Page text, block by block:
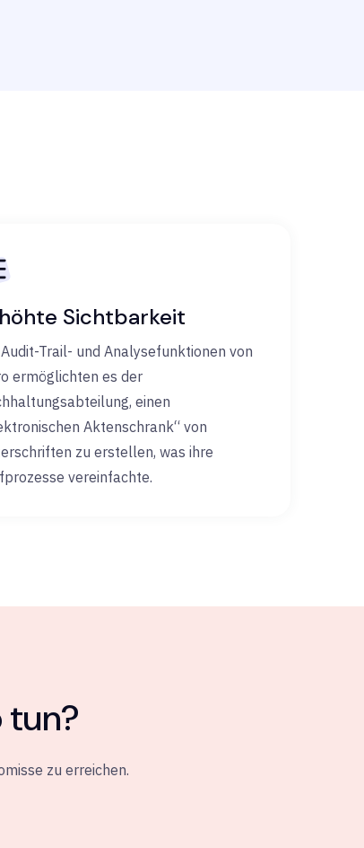
Sichtbarkeit
Trail- und Analysefunktionen von
ermöglichten es der
einen
Aktenschrank“ von
zu erstellen, was ihre
vereinfachte.
tun?
zu erreichen.